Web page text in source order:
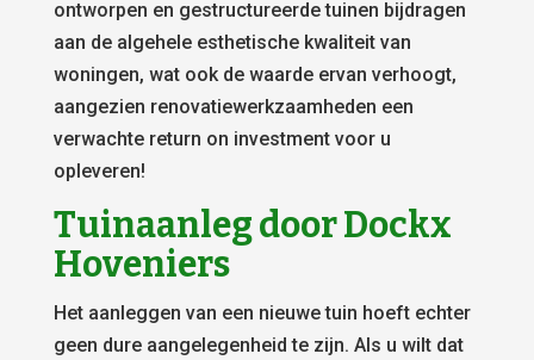
ontworpen en gestructureerde tuinen bijdragen
aan de algehele esthetische kwaliteit van
woningen, wat ook de waarde ervan verhoogt,
aangezien renovatiewerkzaamheden een
verwachte return on investment voor u
opleveren!
Tuinaanleg door Dockx
Hoveniers
Het aanleggen van een nieuwe tuin hoeft echter
geen dure aangelegenheid te zijn. Als u wilt dat